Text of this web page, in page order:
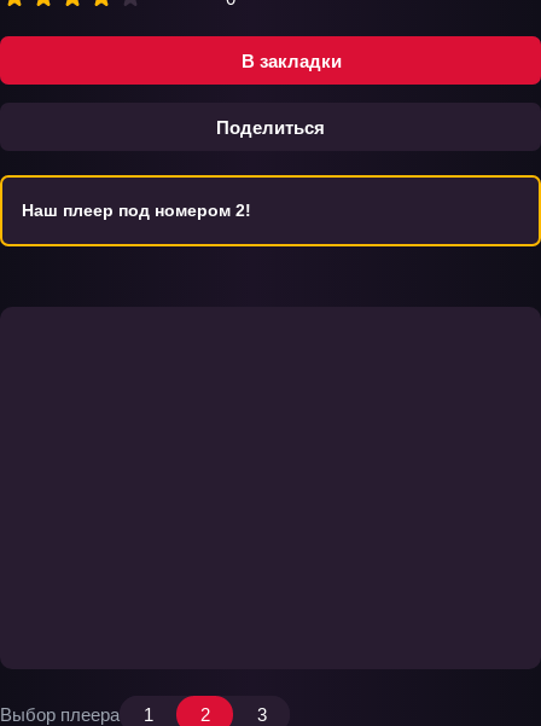
В закладки
Поделиться
Наш плеер под номером 2!
Выбор плеера 1 2 3